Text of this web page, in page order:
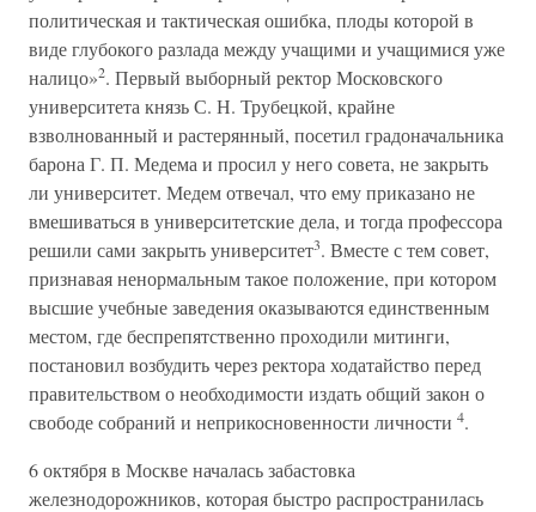
политическая и тактическая ошибка, плоды которой в
виде глубокого разлада между учащими и учащимися уже
налицо»2. Первый выборный ректор Московского
университета князь С. Н. Трубецкой, крайне
взволнованный и растерянный, посетил градоначальника
барона Г. П. Медема и просил у него совета, не закрыть
ли университет. Медем отвечал, что ему приказано не
вмешиваться в университетские дела, и тогда профессора
решили сами закрыть университет3. Вместе с тем совет,
признавая ненормальным такое положение, при котором
высшие учебные заведения оказываются единственным
местом, где беспрепятственно проходили митинги,
постановил возбудить через ректора ходатайство перед
правительством о необходимости издать общий закон о
свободе собраний и неприкосновенности личности 4.
6 октября в Москве началась забастовка
железнодорожников, которая быстро распространилась